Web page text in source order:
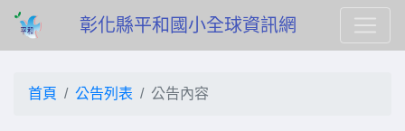
彰化縣平和國小全球資訊網
首頁 公告列表 公告內容